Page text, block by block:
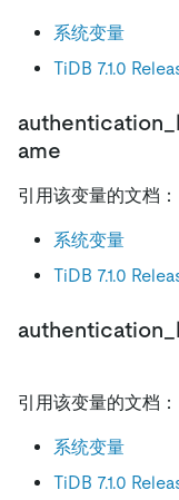
系统变量
TiDB 7.1.0
ame
引用该变量的文档：
系统变量
TiDB 7.1.0
引用该变量的文档：
系统变量
TiDB 7.1.0